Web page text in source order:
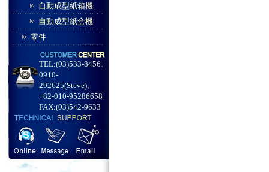
自動成型紙箱機
自動成型紙盒機
零件
TEL:(03)533-8456、
0910-
292625(Steve)、
+82-010-95286658
FAX:(03)542-9633